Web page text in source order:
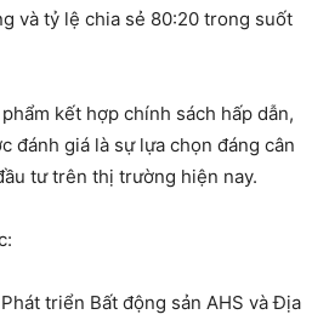
và tỷ lệ chia sẻ 80:20 trong suốt
kết hợp chính sách hấp dẫn,
đánh giá là sự lựa chọn đáng cân
tư trên thị trường hiện nay.
triển Bất động sản AHS và Địa